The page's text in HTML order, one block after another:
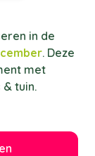
in de
. Deze
met
tuin.